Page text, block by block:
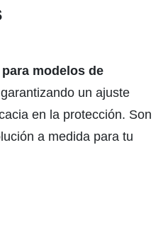
modelos de
un ajuste
en la protección. Son
a medida para tu